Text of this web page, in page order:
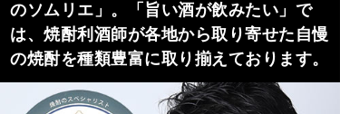
のソムリエ」。「旨い酒が飲みたい」で
は、焼酎利酒師が各地から取り寄せた自慢
の焼酎を種類豊富に取り揃えております。